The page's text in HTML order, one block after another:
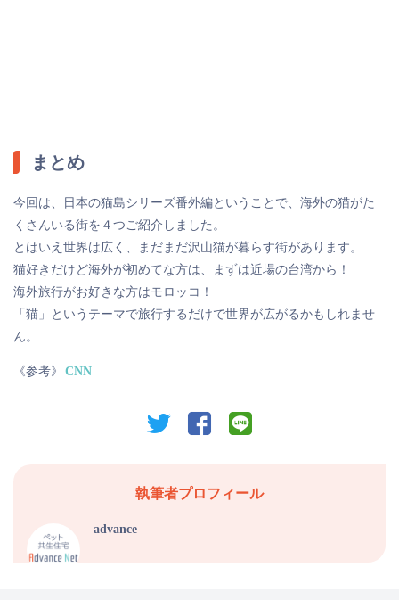
まとめ
今回は、日本の猫島シリーズ番外編ということで、海外の猫がた
くさんいる街を４つご紹介しました。
とはいえ世界は広く、まだまだ沢山猫が暮らす街があります。
猫好きだけど海外が初めてな方は、まずは近場の台湾から！
海外旅行がお好きな方はモロッコ！
「猫」というテーマで旅行するだけで世界が広がるかもしれませ
ん。
《参考》 CNN
twitter facebook
執筆者プロフィール
advance